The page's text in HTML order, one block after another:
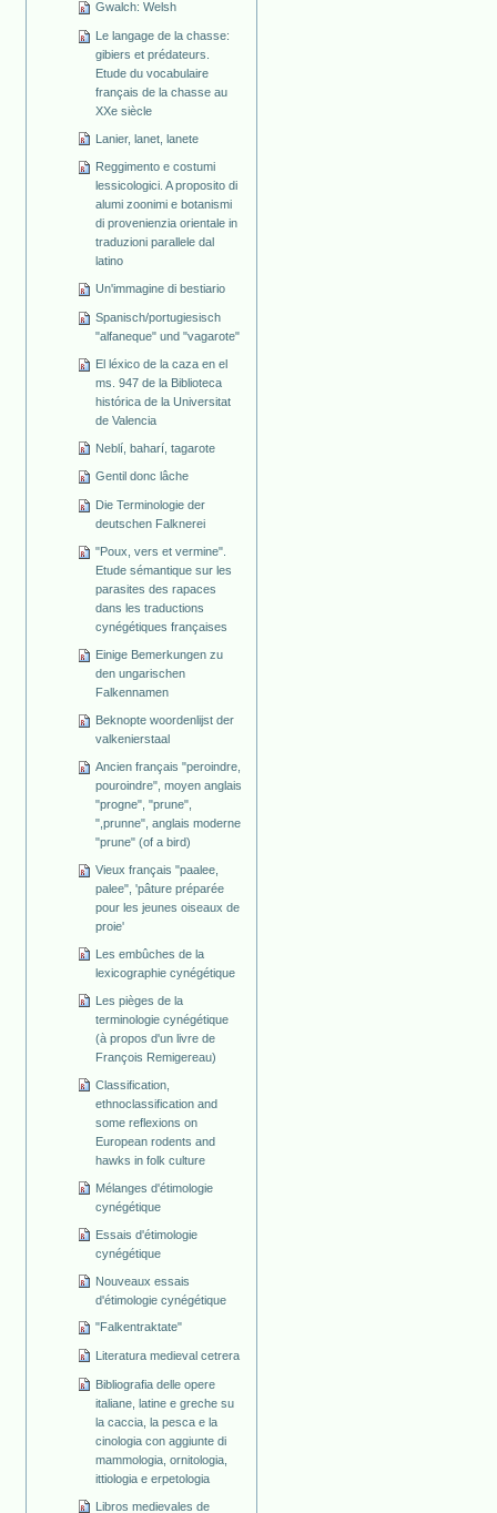
Gwalch: Welsh
Le langage de la chasse:
gibiers et prédateurs.
Etude du vocabulaire
français de la chasse au
XXe siècle
Lanier, lanet, lanete
Reggimento e costumi
lessicologici. A proposito di
alumi zoonimi e botanismi
di provenienzia orientale in
traduzioni parallele dal
latino
Un'immagine di bestiario
Spanisch/portugiesisch
"alfaneque" und "vagarote"
El léxico de la caza en el
ms. 947 de la Biblioteca
histórica de la Universitat
de Valencia
Neblí, baharí, tagarote
Gentil donc lâche
Die Terminologie der
deutschen Falknerei
"Poux, vers et vermine".
Etude sémantique sur les
parasites des rapaces
dans les traductions
cynégétiques françaises
Einige Bemerkungen zu
den ungarischen
Falkennamen
Beknopte woordenlijst der
valkenierstaal
Ancien français "peroindre,
pouroindre", moyen anglais
"progne", "prune",
",prunne", anglais moderne
"prune" (of a bird)
Vieux français "paalee,
palee", 'pâture préparée
pour les jeunes oiseaux de
proie'
Les embûches de la
lexicographie cynégétique
Les pièges de la
terminologie cynégétique
(à propos d'un livre de
François Remigereau)
Classification,
ethnoclassification and
some reflexions on
European rodents and
hawks in folk culture
Mélanges d'étimologie
cynégétique
Essais d'étimologie
cynégétique
Nouveaux essais
d'étimologie cynégétique
"Falkentraktate"
Literatura medieval cetrera
Bibliografia delle opere
italiane, latine e greche su
la caccia, la pesca e la
cinologia con aggiunte di
mammologia, ornitologia,
ittiologia e erpetologia
Libros medievales de